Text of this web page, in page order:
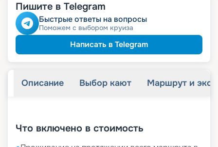
Пишите в Telegram
Быстрые ответы на вопросы
Поможем с выбором круиза
Написать в Telegram
Описание Выбор кают Маршрут и
Что включено в стоимость